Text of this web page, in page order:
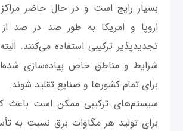
بسیار رایج است و در حال حاضر مراکز
اروپا و امریکا به طور صد در صد از
تجدیدپذیر ترکیبی استفاده می‌کنند.
شرایط و مناطق خاص پیاده‌سازی
برای تمام کشورها و صنایع تقلید شوند.
سیستم‌های ترکیبی ممکن است باعث
برای تولید هر مگاوات برق نسبت به